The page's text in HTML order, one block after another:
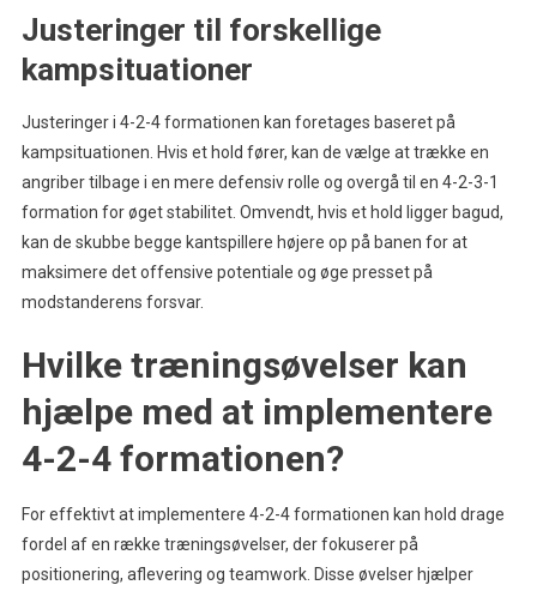
Justeringer til forskellige
kampsituationer
Justeringer i 4-2-4 formationen kan foretages baseret på
kampsituationen. Hvis et hold fører, kan de vælge at trække en
angriber tilbage i en mere defensiv rolle og overgå til en 4-2-3-1
formation for øget stabilitet. Omvendt, hvis et hold ligger bagud,
kan de skubbe begge kantspillere højere op på banen for at
maksimere det offensive potentiale og øge presset på
modstanderens forsvar.
Hvilke træningsøvelser kan
hjælpe med at implementere
4-2-4 formationen?
For effektivt at implementere 4-2-4 formationen kan hold drage
fordel af en række træningsøvelser, der fokuserer på
positionering, aflevering og teamwork. Disse øvelser hjælper